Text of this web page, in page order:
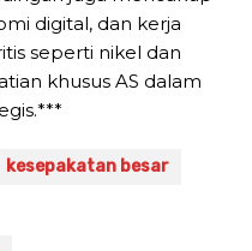
digital, dan kerja
seperti nikel dan
khusus AS dalam
kesepakatan besar